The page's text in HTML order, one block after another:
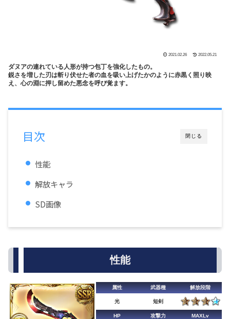
2021.02.26 2022.05.21
ダヌアの連れている人形が持つ包丁を強化したもの。
鋭さを増した刃は斬り伏せた者の血を吸い上げたかのように赤黒く照り映
え、心の淵に押し留めた悪念を呼び覚ます。
閉じる
目次
性能
解放キャラ
SD画像
性能
属性 武器種 解放段階
光 短剣
HP 攻撃力 MAXLv